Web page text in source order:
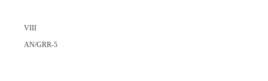
VIII
AN/GRR-5